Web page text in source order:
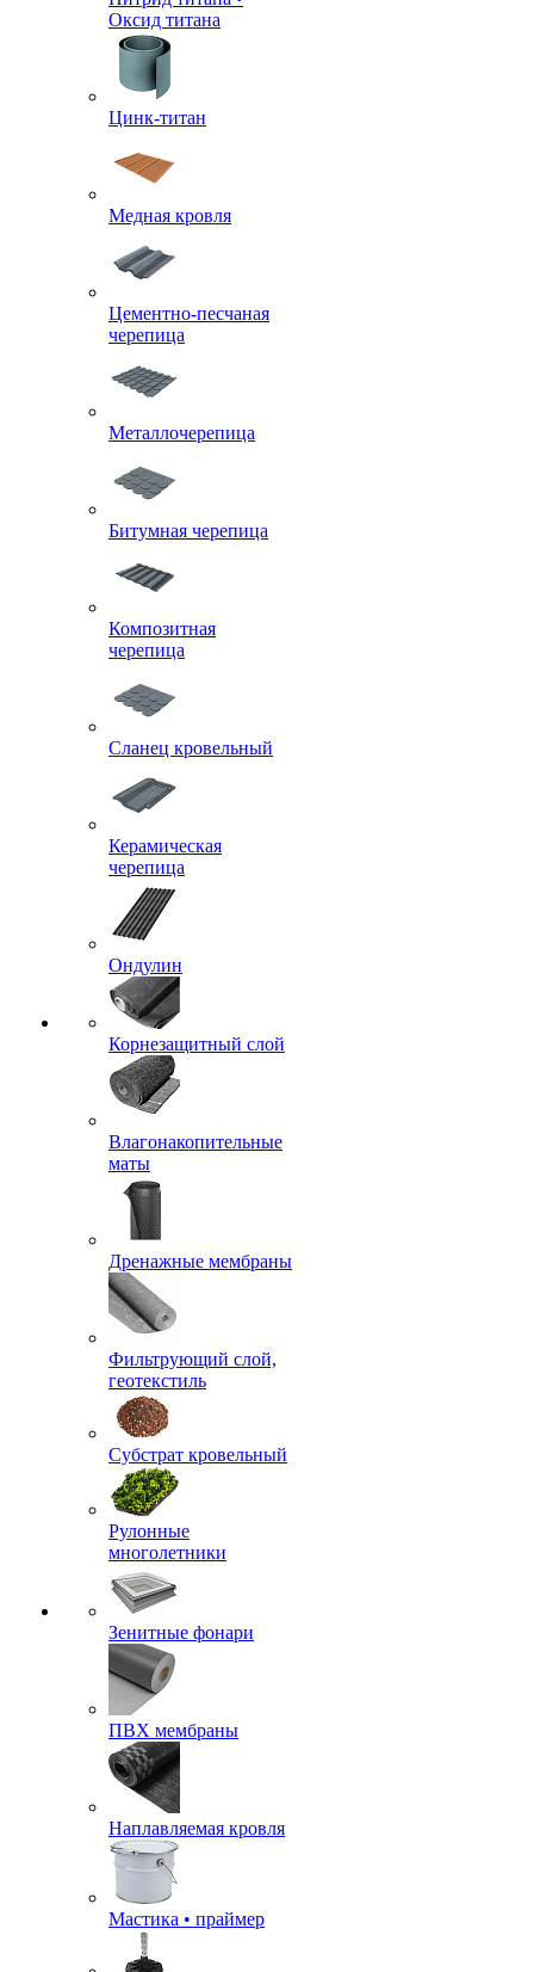
Оксид титана
Цинк-титан
Медная кровля
Цементно-песчаная
черепица
Металлочерепица
Битумная черепица
Композитная
черепица
Сланец кровельный
Керамическая
черепица
Ондулин
Корнезащитный слой
Влагонакопительные
маты
Дренажные мембраны
Фильтрующий слой,
геотекстиль
Субстрат кровельный
Рулонные
многолетники
Зенитные фонари
ПВХ мембраны
Наплавляемая кровля
Мастика • праймер